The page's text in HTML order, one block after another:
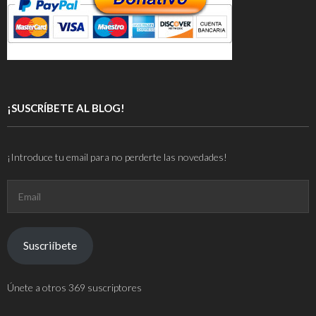
¡SUSCRÍBETE AL BLOG!
¡Introduce tu email para no perderte las novedades!
Suscriíbete
Únete a otros 369 suscriptores